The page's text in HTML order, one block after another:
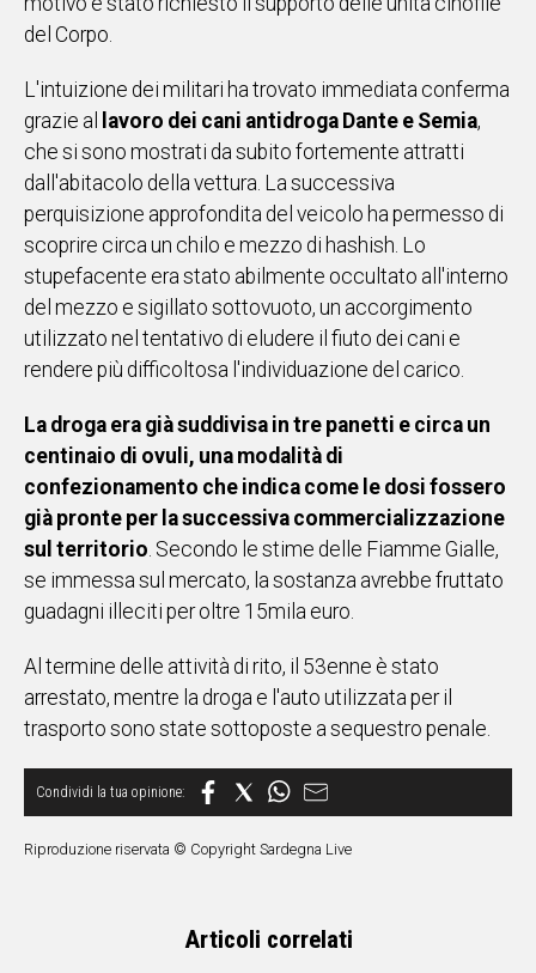
del Corpo.
L'intuizione dei militari ha trovato immediata conferma
grazie al
lavoro dei cani antidroga Dante e Semia,
che si sono mostrati da subito fortemente attratti
dall'abitacolo della vettura. La successiva
perquisizione approfondita del veicolo ha permesso di
scoprire circa un chilo e mezzo di hashish. Lo
stupefacente era stato abilmente occultato all'interno
del mezzo e sigillato sottovuoto, un accorgimento
utilizzato nel tentativo di eludere il fiuto dei cani e
rendere più difficoltosa l'individuazione del carico.
La droga era già suddivisa in tre panetti e circa un
centinaio di ovuli, una modalità di
confezionamento che indica come le dosi fossero
già pronte per la successiva commercializzazione
sul territorio. Secondo le stime delle Fiamme Gialle,
se immessa sul mercato, la sostanza avrebbe fruttato
guadagni illeciti per oltre 15mila euro.
Al termine delle attività di rito, il 53enne è stato
arrestato, mentre la droga e l'auto utilizzata per il
trasporto sono state sottoposte a sequestro penale.
Riproduzione riservata © Copyright Sardegna Live
Articoli correlati